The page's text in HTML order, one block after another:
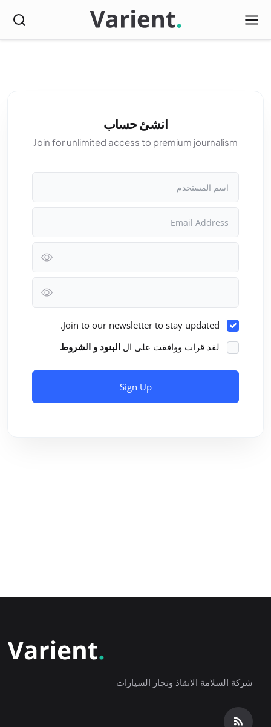
انشئ حساب
Join for unlimited access to premium journalism
اسم المستخدم
Email Address
Join to our newsletter to stay updated.
لقد قرات ووافقت على ال البنود و الشروط
Sign Up
شركة السلامة الانقاذ وتجار السيارات